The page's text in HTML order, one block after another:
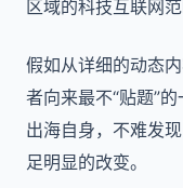
区域的科技互联网
假如从详细的动态
者向来最不“贴题”
出海自身，不难发
足明显的改变。